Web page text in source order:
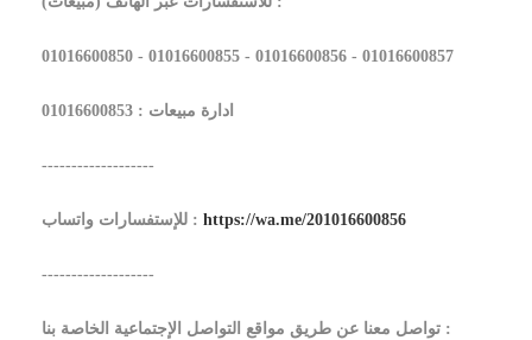
01016600850 - 01016600855 - 01016600856 - 01016600857
ادارة مبيعات : 01016600853
-------------------
للإستفسارات واتساب : https://wa.me/201016600856
-------------------
تواصل معنا عن طريق مواقع التواصل الإجتماعية الخاصة بنا :